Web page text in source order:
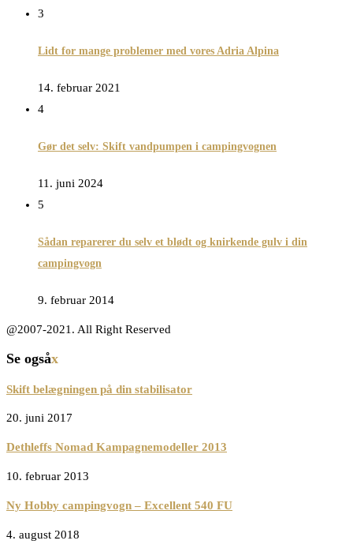
3
Lidt for mange problemer med vores Adria Alpina
14. februar 2021
4
Gør det selv: Skift vandpumpen i campingvognen
11. juni 2024
5
Sådan reparerer du selv et blødt og knirkende gulv i din
campingvogn
9. februar 2014
@2007-2021. All Right Reserved
Se ogsåx
Skift belægningen på din stabilisator
20. juni 2017
Dethleffs Nomad Kampagnemodeller 2013
10. februar 2013
Ny Hobby campingvogn – Excellent 540 FU
4. august 2018